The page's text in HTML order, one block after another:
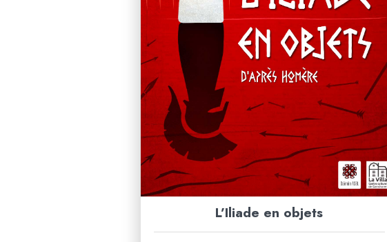
L’Iliade en objets